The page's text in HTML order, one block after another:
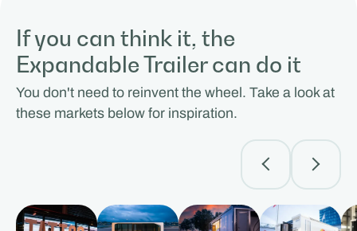
If you can think it, the
Expandable Trailer can do it
You don't need to reinvent the wheel. Take a look at
these markets below for inspiration.